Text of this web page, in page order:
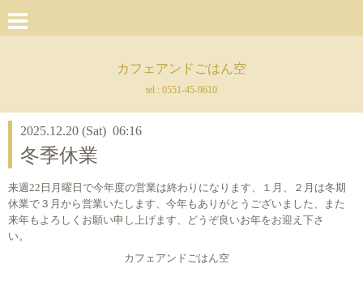
カフェアンドごはん空
tel : 0551-45-9610
2025.12.20 (Sat) 06:16
冬季休業
来週22日月曜日で今年度の営業は終わりになります、１月、２月は冬期
休業で３月から営業いたします、今年もありがとうございました、また
来年もよろしくお願い申し上げます、どうぞ良いお年をお迎え下さ
い。
カフェアンドごはん空